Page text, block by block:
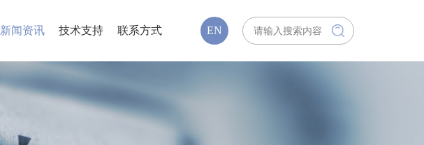
EN
新闻资讯 技术支持 联系方式